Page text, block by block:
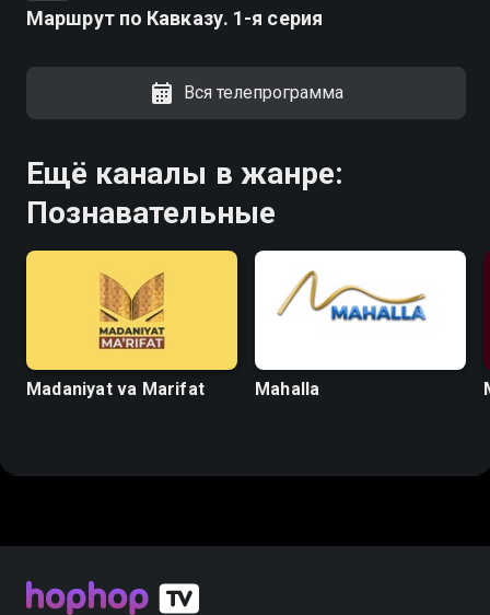
Маршрут по Кавказу. 1-я серия
Вся телепрограмма
Ещё каналы в жанре:
Познавательные
Madaniyat va Marifat Mahalla